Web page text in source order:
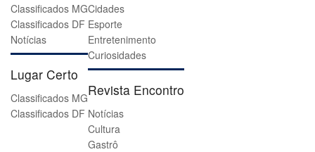
Classificados MG
Classificados DF
Notícias
Lugar Certo
Classificados MG
Classificados DF
Cidades
Esporte
Entretenimento
Curiosidades
Revista Encontro
Notícias
Cultura
Gastrô